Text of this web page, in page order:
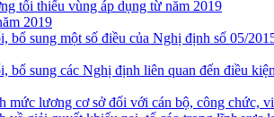
tối thiểu vùng áp dụng từ năm 2019
2019
sung một số điều của Nghị định số 05/
bổ sung các Nghị định liên quan đến điều
lương cơ sở đối với cán bộ, công chức,